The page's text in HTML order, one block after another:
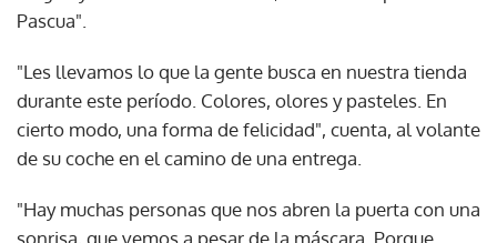
Pascua".
"Les llevamos lo que la gente busca en nuestra tienda
durante este período. Colores, olores y pasteles. En
cierto modo, una forma de felicidad", cuenta, al volante
de su coche en el camino de una entrega.
"Hay muchas personas que nos abren la puerta con una
sonrisa, que vemos a pesar de la máscara. Porque